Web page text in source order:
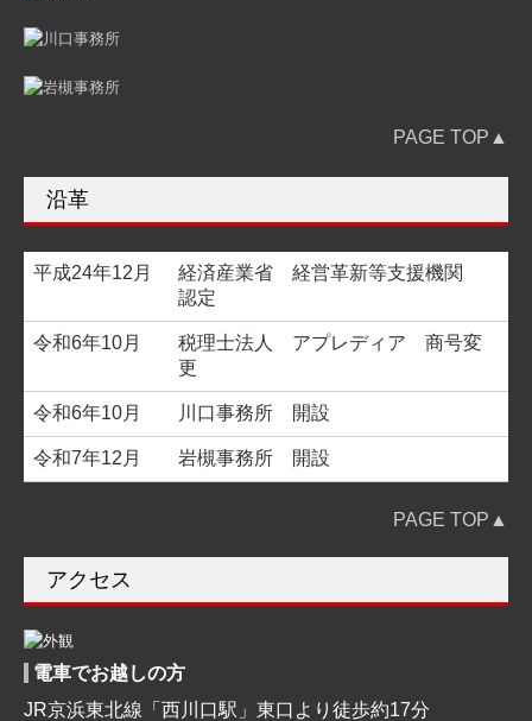
PAGE TOP▲
沿革
平成24年12月
経済産業省 経営革新等支援機関
認定
令和6年10月
税理士法人 アプレディア 商号変
更
令和6年10月 川口事務所 開設
令和7年12月 岩槻事務所 開設
PAGE TOP▲
アクセス
電車でお越しの方
JR京浜東北線「西川口駅」東口より徒歩約17分